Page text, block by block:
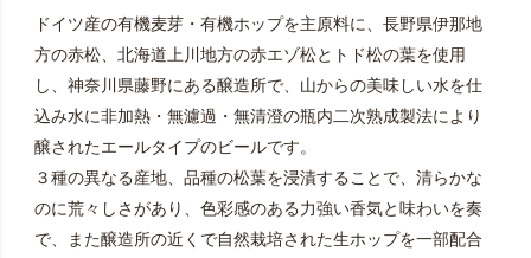
ドイツ産の有機麦芽・有機ホップを主原料に、長野県伊那地
方の赤松、北海道上川地方の赤エゾ松とトド松の葉を使用
し、神奈川県藤野にある醸造所で、山からの美味しい水を仕
込み水に非加熱・無濾過・無清澄の瓶内二次熟成製法により
醸されたエールタイプのビールです。
３種の異なる産地、品種の松葉を浸漬することで、清らかな
のに荒々しさがあり、色彩感のある力強い香気と味わいを奏
で、また醸造所の近くで自然栽培された生ホップを一部配合